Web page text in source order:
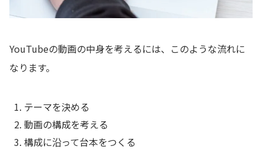
YouTubeの動画の中身を考えるには、このような流れに
なります。
テーマを決める
動画の構成を考える
構成に沿って台本をつくる